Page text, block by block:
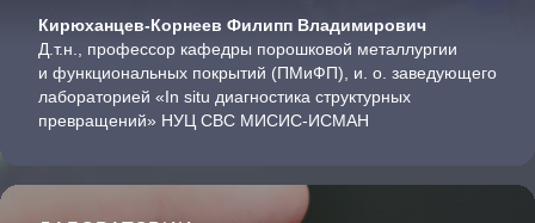
Кирюханцев-Корнеев Филипп Владимирович
Д.т.н., профессор кафедры порошковой металлургии
и функциональных покрытий (ПМиФП), и. о. заведующего
лабораторией «In situ диагностика структурных
превращений» НУЦ СВС МИСИС-ИСМАН